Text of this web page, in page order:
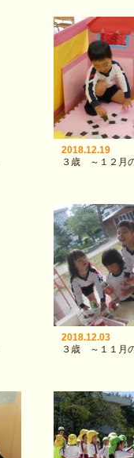
2018.12.19
３歳 ～１２月
2018.12.03
３歳 ～１１月